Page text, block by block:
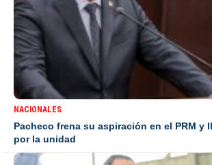
NACIONALES
Pacheco frena su aspiración en el PRM y
por la unidad